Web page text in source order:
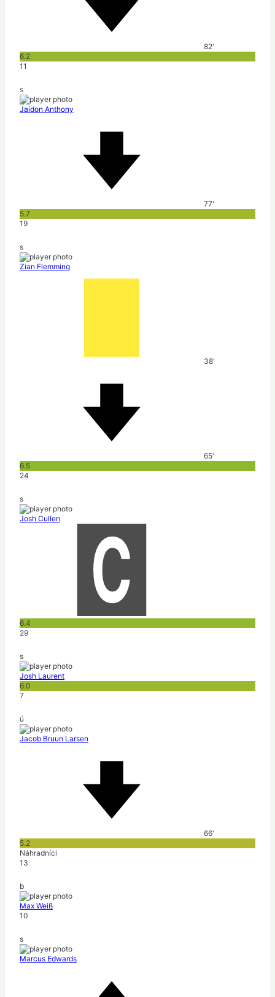
82'
6.2
11
s
Jaidon Anthony
77'
5.7
19
s
Zian Flemming
38'
65'
6.5
24
s
Josh Cullen
6.4
29
s
Josh Laurent
6.0
7
ú
Jacob Bruun Larsen
66'
5.2
Náhradníci
13
b
Max Weiß
10
s
Marcus Edwards